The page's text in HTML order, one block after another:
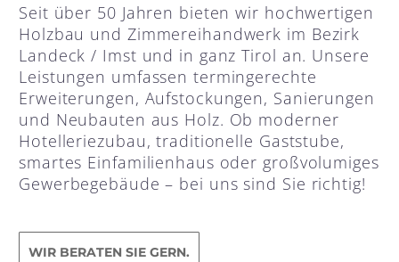
Seit über 50 Jahren bieten wir hochwertigen
Holzbau und Zimmereihandwerk im Bezirk
Landeck / Imst und in ganz Tirol an. Unsere
Leistungen umfassen termingerechte
Erweiterungen, Aufstockungen, Sanierungen
und Neubauten aus Holz. Ob moderner
Hotelleriezubau, traditionelle Gaststube,
smartes Einfamilienhaus oder großvolumiges
Gewerbegebäude – bei uns sind Sie richtig!
WIR BERATEN SIE GERN.